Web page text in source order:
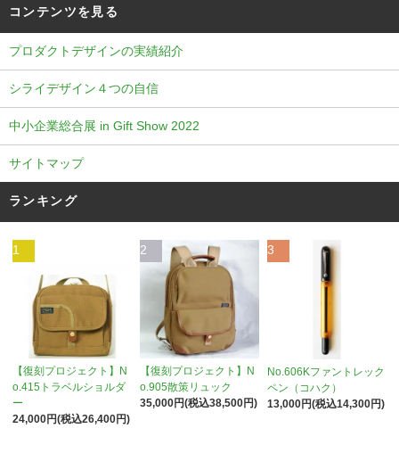
コンテンツを見る
プロダクトデザインの実績紹介
シライデザイン４つの自信
中小企業総合展 in Gift Show 2022
サイトマップ
ランキング
1
【復刻プロジェクト】N
o.415トラベルショルダ
ー
24,000円(税込26,400円)
2
【復刻プロジェクト】N
o.905散策リュック
35,000円(税込38,500円)
3
No.606Kファントレック
ペン（コハク）
13,000円(税込14,300円)